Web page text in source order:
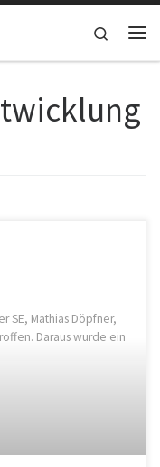
Search
SE, Mathias Döpfner,
Daraus wurde ein